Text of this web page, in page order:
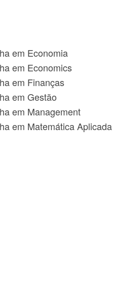
em Economia
em Economics
em Finanças
em Gestão
em Management
em Matemática